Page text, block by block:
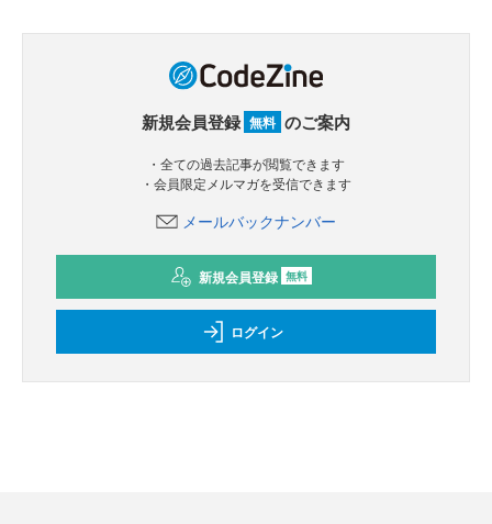
新規会員登録 無料 のご案内
・全ての過去記事が閲覧できます
・会員限定メルマガを受信できます
メールバックナンバー
新規会員登録 無料
ログイン